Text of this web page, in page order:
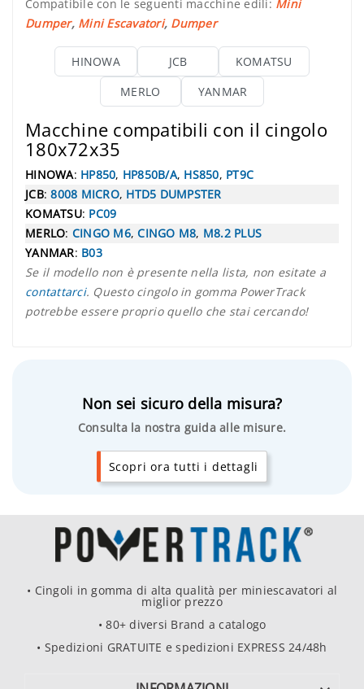
Compatibile con le seguenti macchine edili: Mini
Dumper, Mini Escavatori, Dumper
HINOWA JCB
KOMATSU
MERLO
YANMAR
Macchine compatibili con il cingolo
180x72x35
HINOWA: HP850, HP850B/A, HS850, PT9C
JCB:8008 MICRO, HTD5 DUMPSTER
KOMATSU: PC09
MERLO: CINGO M6,CINGO M8, M8.2 PLUS
YANMAR: B03
Se il modello non è presente nella lista, non esitate a
contattarci. Questo cingolo in gomma PowerTrack
potrebbe essere proprio quello che stai cercando!
Non sei sicuro della misura?
Consulta la nostra guida alle misure.
Scopri ora tutti i dettagli
• Cingoli in gomma di alta qualità per miniescavatori al
miglior prezzo
• 80+ diversi Brand a catalogo
• Spedizioni GRATUITE e spedizioni EXPRESS 24/48h